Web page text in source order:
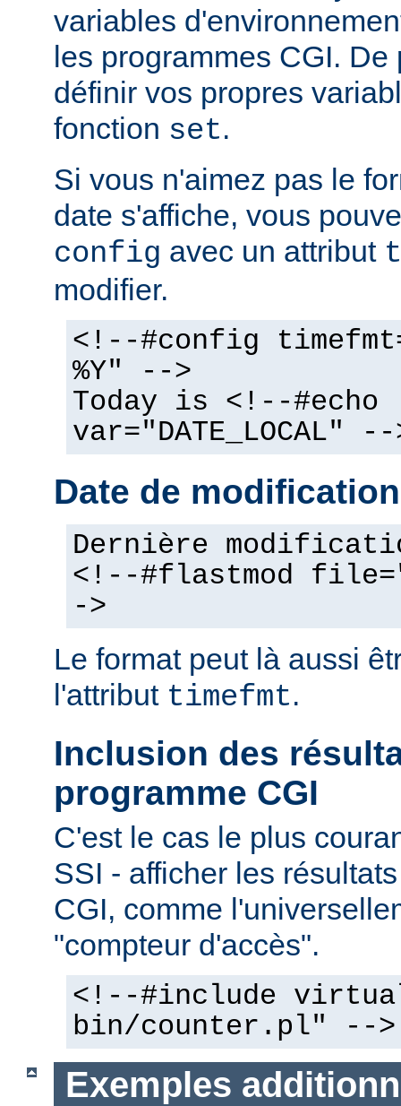
variables
les programmes CGI.
définir vos propres
fonction set.
Si vous n'aimez pas le
date s'affiche, vous
config avec un attribut
modifier.
<!--#config
%Y" -->
Today is <!--#echo
var="DATE_LOCAL" --
Date de
Dernière
<!--#flastmod
->
Le format peut là aussi
l'attribut timefmt.
Inclusion des
programme CGI
C'est le cas le plus
SSI - afficher les
CGI, comme
"compteur d'accès".
<!--#include
bin/counter.pl" -->
Exemples